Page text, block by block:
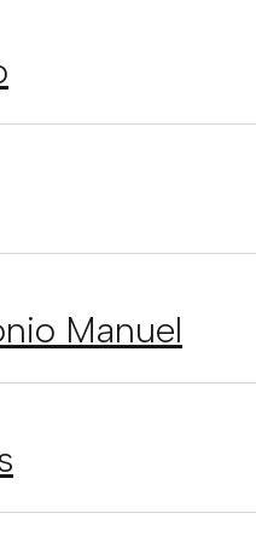
Manuel